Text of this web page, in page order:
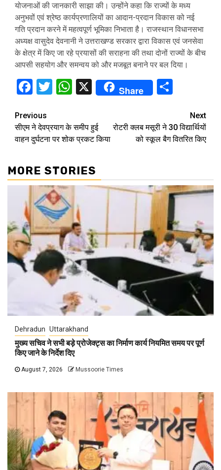
योजनाओं की जानकारी साझा की। उन्होंने कहा कि राज्यों के मध्य
अनुभवों एवं श्रेष्ठ कार्यप्रणालियों का आदान-प्रदान विकास को नई
गति प्रदान करने में महत्वपूर्ण भूमिका निभाता है। राजस्थान विधानसभा
अध्यक्ष वासुदेव देवनानी ने उत्तराखण्ड सरकार द्वारा विकास एवं जनसेवा
के क्षेत्र में किए जा रहे प्रयासों की सराहना की तथा दोनों राज्यों के बीच
आपसी सहयोग और समन्वय को और मजबूत बनाने पर बल दिया।
Facebook
TwitterWhatsApp
X Share
Continue
Reading
Previous
सीएम ने देवप्रयाग के समीप हुई
वाहन दुर्घटना पर शोक प्रकट किया
Next
रोटरी क्लब मसूरी ने 30 विद्यार्थियों
को स्कूल बैग वितरित किए
MORE STORIES
Dehradun Uttarakhand
मुख्य सचिव ने सभी बड़े प्रोजेक्ट्स का निर्माण कार्य नियमित समय पर पूर्ण
किए जाने के निर्देश दिए
August 7, 2026 Mussoorie Times